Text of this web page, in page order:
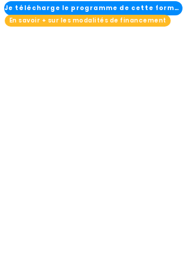
Je télécharge le programme de cette formation
En savoir + sur les modalités de financement